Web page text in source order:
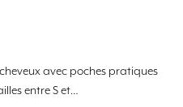
avec poches pratiques
entre S et…